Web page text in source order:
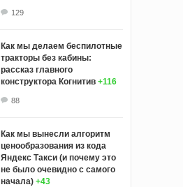
129
Как мы делаем беспилотные
тракторы без кабины:
рассказ главного
конструктора Когнитив +116
88
Как мы вынесли алгоритм
ценообразования из кода
Яндекс Такси (и почему это
не было очевидно с самого
начала) +43